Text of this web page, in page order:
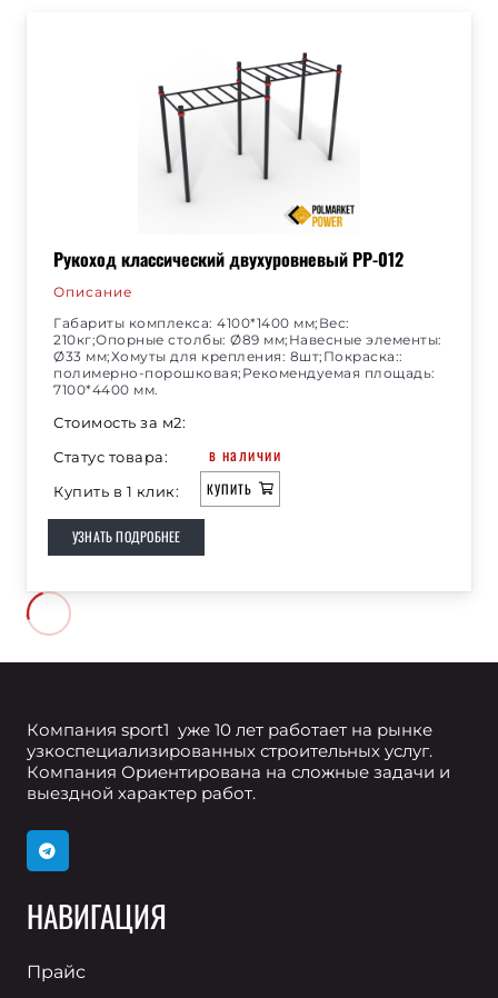
Рукоход классический двухуровневый РР-012
Описание
Габариты комплекса: 4100*1400 мм;Вес:
210кг;Опорные столбы: Ø89 мм;Навесные элементы:
Ø33 мм;Хомуты для крепления: 8шт;Покраска::
полимерно-порошковая;Рекомендуемая площадь:
7100*4400 мм.
Стоимость за м2:
Статус товара:
в наличии
Купить в 1 клик: КУПИТЬ
УЗНАТЬ ПОДРОБНЕЕ
Компания sport1 уже 10 лет работает на рынке
узкоспециализированных строительных услуг.
Компания Ориентирована на сложные задачи и
выездной характер работ.
НАВИГАЦИЯ
Прайс